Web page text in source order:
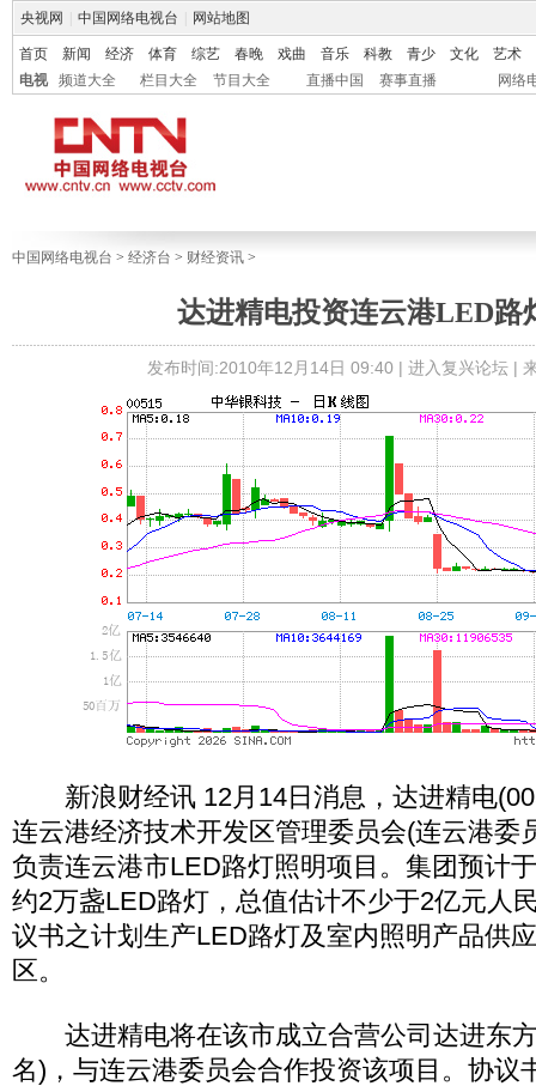
央视网 中国网络电视台 网站地图
首页 新闻 经济 体育 综艺 春晚 戏曲 音乐 科教 青少 文化
艺术
电视
频道大全 栏目大全 节目大全 直播中国 赛事直播 网络
中国网络电视台 > 经济台 > 财经资讯 >
达进精电投资连云港LED路
发布时间:2010年12月14日 09:40 | 进入复兴论坛|
新浪财经讯 12月14日消息，达进精电
连云港经济技术开发区管理委员会(连云港委
负责连云港市LED路灯照明项目。集团预计
约2万盏LED路灯，总值估计不少于2亿元人
议书之计划生产LED路灯及室内照明产品供
区。
达进精电将在该市成立合营公司达进东
名)，与连云港委员会合作投资该项目。协议